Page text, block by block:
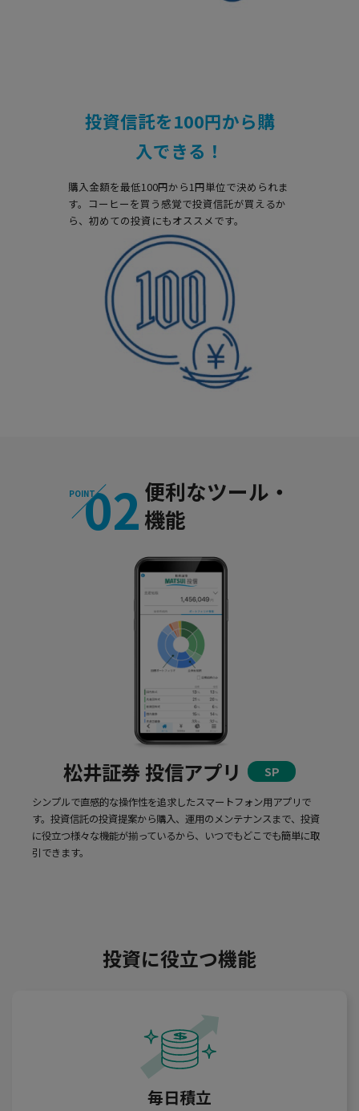
投資信託を100円から購
入できる！
購入金額を最低100円から1円単位で決められま
す。コーヒーを買う感覚で投資信託が買えるか
ら、初めての投資にもオススメです。
POINT02 便利なツール・
機能
松井証券 投信アプリ SP
シンプルで直感的な操作性を追求したスマートフォン用アプリで
す。投資信託の投資提案から購入、運用のメンテナンスまで、投資
に役立つ様々な機能が揃っているから、いつでもどこでも簡単に取
引できます。
投資に役立つ機能
毎日積立